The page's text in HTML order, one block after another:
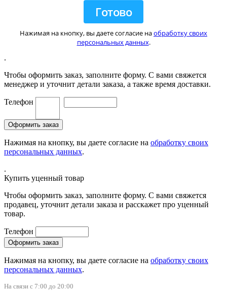
Нажимая на кнопку, вы даете согласие наобработку своих
персональных данных.
.
Чтобы оформить заказ, заполните форму. С вами свяжется
менеджер и уточнит детали заказа, а также время доставки.
Телефон
Нажимая на кнопку, вы даете согласие на обработку своих
персональных данных.
.
Купить уценный товар
Чтобы оформить заказ, заполните форму. С вами свяжется
продавец, уточнит детали заказа и расскажет про уценный
товар.
Телефон
Нажимая на кнопку, вы даете согласие на обработку своих
персональных данных.
На связи с 7:00 до 20:00